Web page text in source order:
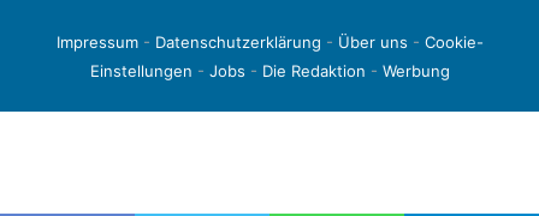
Impressum- Datenschutzerklärung - Über uns - Cookie-
Einstellungen - Jobs - Die Redaktion - Werbung